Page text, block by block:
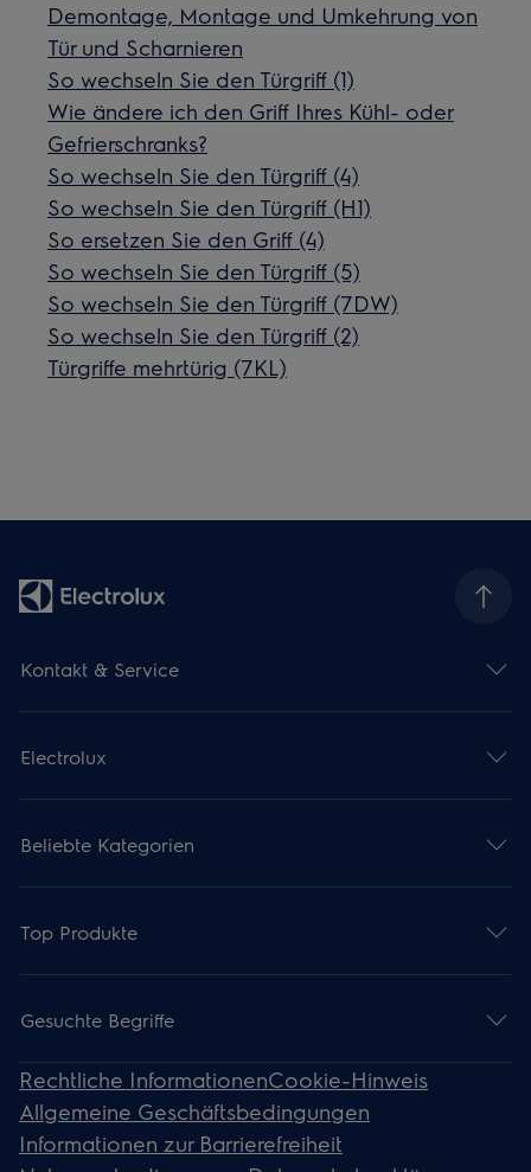
Demontage, Montage und Umkehrung von
Tür und Scharnieren
So wechseln Sie den Türgriff (1)
Wie ändere ich den Griff Ihres Kühl- oder
Gefrierschranks?
So wechseln Sie den Türgriff (4)
So wechseln Sie den Türgriff (H1)
So ersetzen Sie den Griff (4)
So wechseln Sie den Türgriff (5)
So wechseln Sie den Türgriff (7DW)
So wechseln Sie den Türgriff (2)
Türgriffe mehrtürig (7KL)
Kontakt & Service
Electrolux
Beliebte Kategorien
Top Produkte
Gesuchte Begriffe
Rechtliche InformationenCookie-Hinweis
Allgemeine Geschäftsbedingungen
Informationen zur Barrierefreiheit